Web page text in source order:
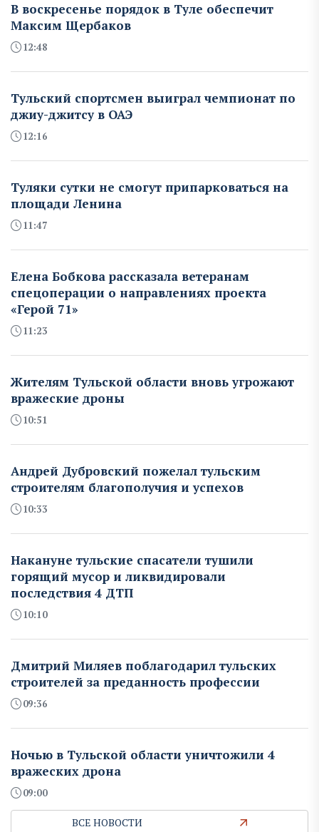
В воскресенье порядок в Туле обеспечит
Максим Щербаков
12:48
Тульский спортсмен выиграл чемпионат по
джиу-джитсу в ОАЭ
12:16
Туляки сутки не смогут припарковаться на
площади Ленина
11:47
Елена Бобкова рассказала ветеранам
спецоперации о направлениях проекта
«Герой 71»
11:23
Жителям Тульской области вновь угрожают
вражеские дроны
10:51
Андрей Дубровский пожелал тульским
строителям благополучия и успехов
10:33
Накануне тульские спасатели тушили
горящий мусор и ликвидировали
последствия 4 ДТП
10:10
Дмитрий Миляев поблагодарил тульских
строителей за преданность профессии
09:36
Ночью в Тульской области уничтожили 4
вражеских дрона
09:00
ВСЕ НОВОСТИ